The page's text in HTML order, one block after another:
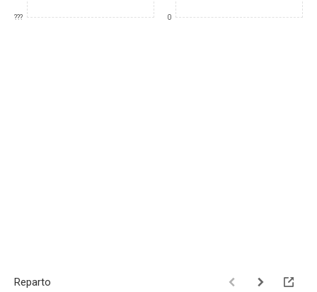
??? 0
Reparto